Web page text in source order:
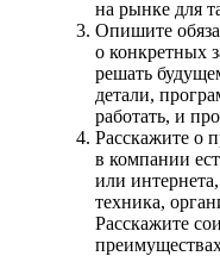
на рынке для
Опишите
о конкретных
решать
детали,
работать, и
Расскажите о
в компании
или интернета,
техника,
Расскажите